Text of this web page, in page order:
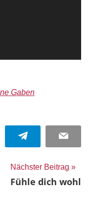
Gaben
Telegram Email
Nächster Beitrag
Fühle dich wohl